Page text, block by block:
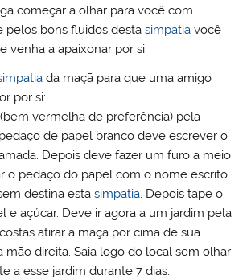
começar a olhar para você com
pelos bons fluidos destasimpatia você
venha a apaixonar por si.
da maçã para que uma amigo
por si:
vermelha de preferência) pela
de papel branco deve escrever o
Depois deve fazer um furo a meio
o pedaço do papel com o nome escrito
destina estasimpatia. Depois tape o
e açúcar. Deve ir agora a um jardim pela
atirar a maçã por cima de sua
mão direita. Saia logo do local sem olhar
a esse jardim durante 7 dias.